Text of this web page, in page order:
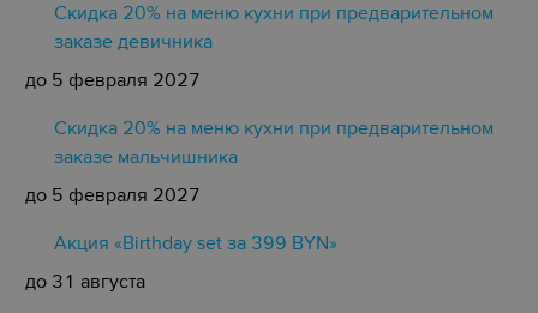
Скидка 20% на меню кухни при предварительном
заказе девичника
до 5 февраля 2027
Скидка 20% на меню кухни при предварительном
заказе мальчишника
до 5 февраля 2027
Акция «Birthday set за 399 BYN»
до 31 августа